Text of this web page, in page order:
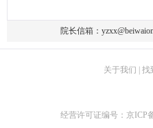
院长信箱：
关于我们 找
经营许可证编号： 京ICP